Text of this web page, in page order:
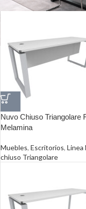
Nuvo Chiuso Triangolare
Melamina
Muebles, Escritorios, Linea
chiuso Triangolare